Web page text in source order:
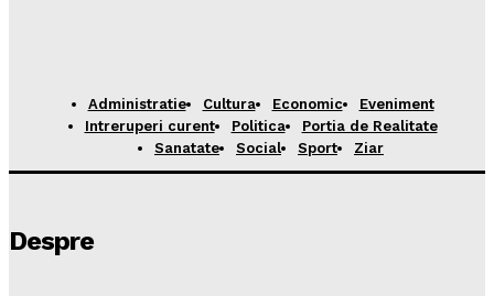
Administratie Cultura Economic
Eveniment
Intreruperi curent
Politica
Portia de Realitate
Sanatate
Social Sport Ziar
Despre